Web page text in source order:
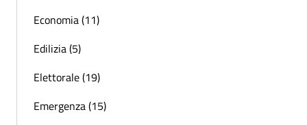
Economia (11)
Edilizia (5)
Elettorale (19)
Emergenza (15)